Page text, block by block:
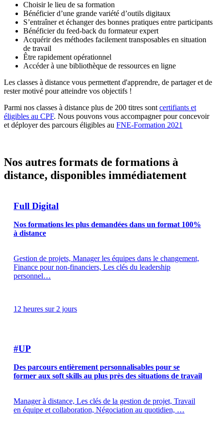
Choisir le lieu de sa formation
Bénéficier d’une grande variété d’outils digitaux
S’entraîner et échanger des bonnes pratiques entre participants
Bénéficier du feed-back du formateur expert
Acquérir des méthodes facilement transposables en situation
de travail
Être rapidement opérationnel
Accéder à une bibliothèque de ressources en ligne
Les classes à distance vous permettent d'apprendre, de partager et de
rester motivé pour atteindre vos objectifs !
Parmi nos classes à distance plus de 200 titres sont certifiants et
éligibles au CPF. Nous pouvons vous accompagner pour concevoir
et déployer des parcours éligibles au FNE-Formation 2021
Nos autres formats de formations à
distance, disponibles immédiatement
Full Digital
Nos formations les plus demandées dans un format 100%
à distance
Gestion de projets, Manager les équipes dans le changement,
Finance pour non-financiers, Les clés du leadership
personnel…
12 heures sur 2 jours
#UP
Des parcours entièrement personnalisables pour se
former aux soft skills au plus près des situations de travail
Manager à distance, Les clés de la gestion de projet, Travail
en équipe et collaboration, Négociation au quotidien, …